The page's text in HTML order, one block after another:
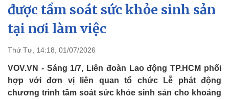
Đảng
Tổ chức nhân sự
Quốc hội
Nhận diện sự thật
Tin 24h
Dự báo thời tiết
được tầm soát sức khỏe sinh sản
tại nơi làm việc
Thứ Tư, 14:18, 01/07/2026
VOV.VN - Sáng 1/7, Liên đoàn Lao động TP.HCM phối
hợp với đơn vị liên quan tổ chức Lễ phát động
chương trình tầm soát sức khỏe sinh sản cho khoảng